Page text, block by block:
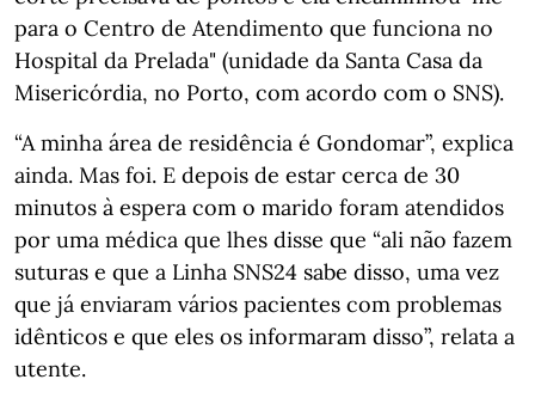
para o Centro de Atendimento que funciona no
Hospital da Prelada" (unidade da Santa Casa da
Misericórdia, no Porto, com acordo com o SNS).
“A minha área de residência é Gondomar”, explica
ainda. Mas foi. E depois de estar cerca de 30
minutos à espera com o marido foram atendidos
por uma médica que lhes disse que “ali não fazem
suturas e que a Linha SNS24 sabe disso, uma vez
que já enviaram vários pacientes com problemas
idênticos e que eles os informaram disso”, relata a
utente.